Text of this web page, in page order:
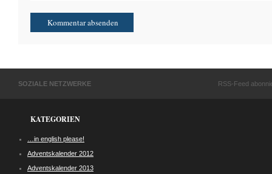
SOZIALE NETZWERKE RSS-Feed
KATEGORIEN
…in english please!
Adventskalender 2012
Adventskalender 2013